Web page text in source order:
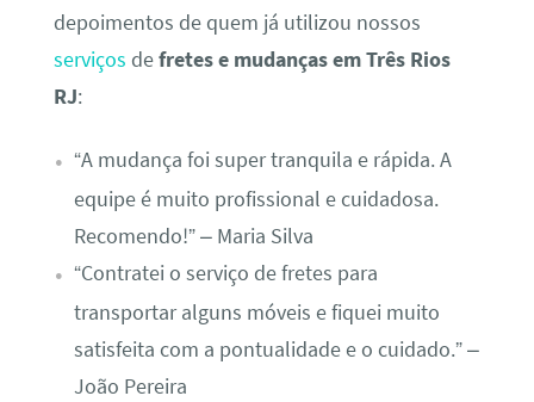
depoimentos de quem já utilizou nossos
serviços defretes e mudanças em Três Rios
RJ:
“A mudança foi super tranquila e rápida. A
equipe é muito profissional e cuidadosa.
Recomendo!” – Maria Silva
“Contratei o serviço de fretes para
transportar alguns móveis e fiquei muito
satisfeita com a pontualidade e o cuidado.” –
João Pereira